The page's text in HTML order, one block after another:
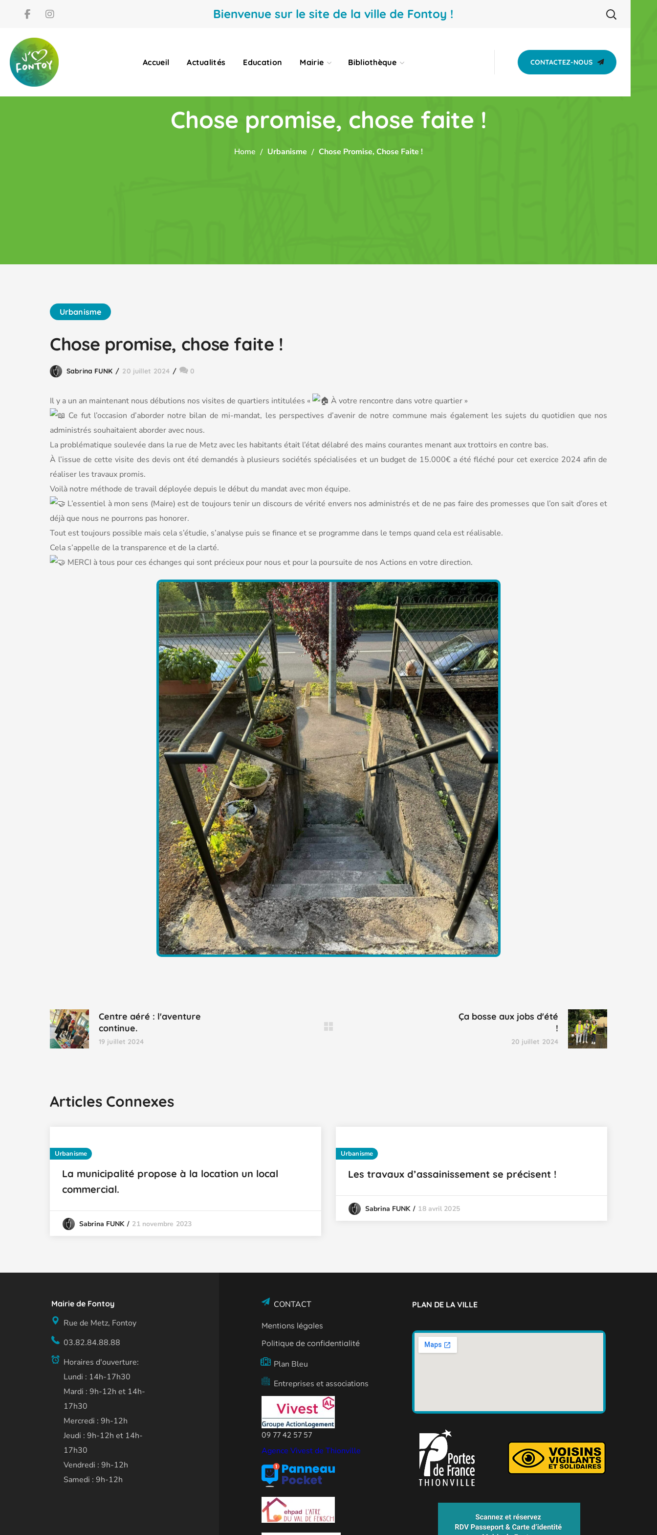
Bienvenue sur le site de la ville de Fontoy !
Accueil Actualités Education Mairie Bibliothèque CONTACTEZ-NOUS
Chose promise, chose faite !
Home Urbanisme Chose Promise, Chose Faite !
Urbanisme
Chose promise, chose faite !
Sabrina FUNK 20 juillet 2024 0
Il y a un an maintenant nous débutions nos visites de quartiers intitulées «
À votre rencontre dans votre quartier »
Ce fut l’occasion d’aborder notre bilan de mi-mandat, les perspectives d’avenir de notre commune mais également les sujets du quotidien que nos
administrés souhaitaient aborder avec nous.
La problématique soulevée dans la rue de Metz avec les habitants était l’état délabré des mains courantes menant aux trottoirs en contre bas.
À l’issue de cette visite des devis ont été demandés à plusieurs sociétés spécialisées et un budget de 15.000€ a été fléché pour cet exercice 2024 afin de
réaliser les travaux promis.
Voilà notre méthode de travail déployée depuis le début du mandat avec mon équipe.
L’essentiel à mon sens (Maire) est de toujours tenir un discours de vérité envers nos administrés et de ne pas faire des promesses que l’on sait d’ores et
déjà que nous ne pourrons pas honorer.
Tout est toujours possible mais cela s’étudie, s’analyse puis se finance et se programme dans le temps quand cela est réalisable.
Cela s’appelle de la transparence et de la clarté.
MERCI à tous pour ces échanges qui sont précieux pour nous et pour la poursuite de nos Actions en votre direction.
Centre aéré : l'aventure
continue.
19 juillet 2024
Ça bosse aux jobs d'été
!
20 juillet 2024
Articles Connexes
Urbanisme
La municipalité propose à la location un local
commercial.
Sabrina FUNK 21 novembre 2023
Urbanisme
Les travaux d’assainissement se précisent !
Sabrina FUNK 18 avril 2025
Mairie de Fontoy
Rue de Metz, Fontoy
03.82.84.88.88
Horaires d'ouverture:
Lundi : 14h-17h30
Mardi : 9h-12h et 14h-
17h30
Mercredi : 9h-12h
Jeudi : 9h-12h et 14h-
17h30
Vendredi : 9h-12h
Samedi : 9h-12h
CONTACT
Mentions légales
Politique de confidentialité
Plan Bleu
Entreprises et associations
09 77 42 57 57
Agence Vivest de Thionville
PLAN DE LA VILLE